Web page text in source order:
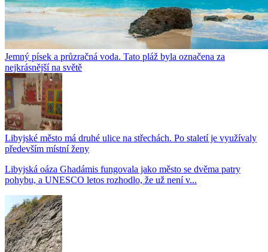
Jemný písek a průzračná voda. Tato pláž byla označena za
nejkrásnější na světě
Libyjské město má druhé ulice na střechách. Po staletí je využívaly
především místní ženy
Libyjská oáza Ghadámis fungovala jako město se dvěma patry
pohybu, a UNESCO letos rozhodlo, že už není v...